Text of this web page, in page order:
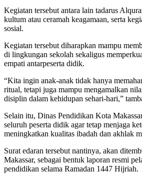
Kegiatan tersebut antara lain tadarus
kultum atau ceramah keagamaan, serta
sosial.
Kegiatan tersebut diharapkan mampu
di lingkungan sekolah sekaligus
empati antarpeserta didik.
“Kita ingin anak-anak tidak hanya
ritual, tetapi juga mampu mengamalkan
disiplin dalam kehidupan sehari-hari,”
Selain itu, Dinas Pendidikan Kota
seluruh peserta didik agar tetap menjaga
meningkatkan kualitas ibadah dan akhlak
Surat edaran tersebut nantinya, akan
Makassar, sebagai bentuk laporan resmi
pendidikan selama Ramadan 1447 Hijriah.